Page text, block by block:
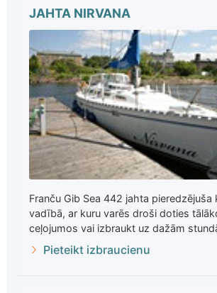
JAHTA NIRVANA
Franču Gib Sea 442 jahta pieredzējuša
vadībā, ar kuru varēs droši doties
ceļojumos vai izbraukt uz dažām
Pieteikt izbraucienu